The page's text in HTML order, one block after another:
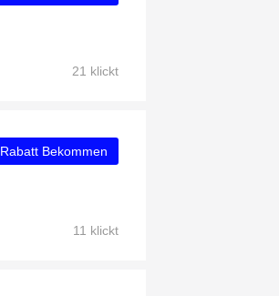
21 klickt
Rabatt Bekommen
11 klickt